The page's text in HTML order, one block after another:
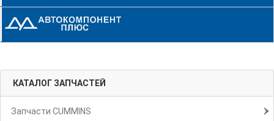
КАТАЛОГ ЗАПЧАСТЕЙ
Запчасти CUMMINS